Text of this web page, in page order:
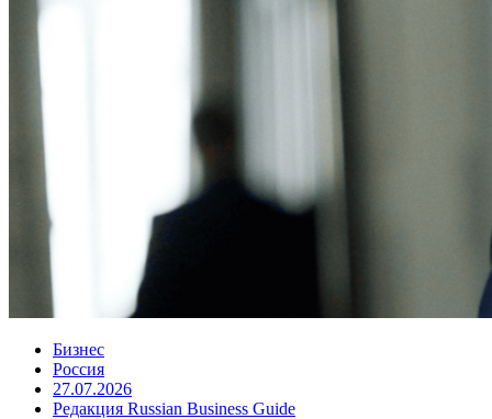
Бизнес
Россия
27.07.2026
Редакция Russian Business Guide